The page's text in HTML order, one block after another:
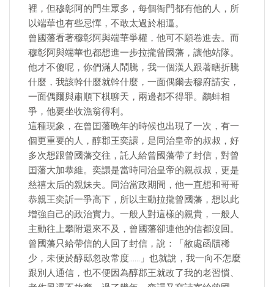
裡，但穆彰阿的門生眾多，每個衙門都有他的人，所
以端華也有些忌憚，不敢太過於相逼。
曾國藩看著穆彰阿與端華爭權，他可不願卷進去。而
穆彰阿與端華也都想進一步拉攏曾國藩，讓他站隊。
他才不傻呢，你們滿人鬧騰，我一個漢人跟著瞎折騰
什麼，我該幹什麼就幹什麼，一面偶爾去穆府請安，
一面偶爾與肅順下棋聊天，兩邊都不得罪。鷸蚌相
爭，他要坐收漁翁得利。
這種現象，在曾囯藩晚年的時候也出現了一次，有一
個更重要的人，醇郡王奕譞，是同治皇帝的叔叔，好
多次想跟曾國藩交往，託人給曾國藩帶了封信，對曾
囯藩大加恭維。奕譞是當時同治皇帝的親叔叔，更是
慈禧太后的親妹夫。同治當政期間，他一直想和哥哥
恭親王奕訢一爭高下，所以主動拉攏曾國藩，想以此
增強自己的政治實力。一般人對這樣的親貴，一般人
主動往上攀附還來不及，曾國藩卻連他的信都沒回。
曾國藩只給帶信的人回了封信，說：「敝處函牘稀
少，未便於醇邸忽改常度……」也就說，我一向不怎麼
跟別人通信，也不便因為醇郡王就改了我的老習慣、